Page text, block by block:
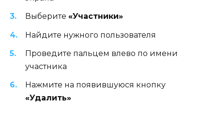
Выберите «Участники»
Найдите нужного пользователя
Проведите пальцем влево по имени
участника
Нажмите на появившуюся кнопку
«Удалить»